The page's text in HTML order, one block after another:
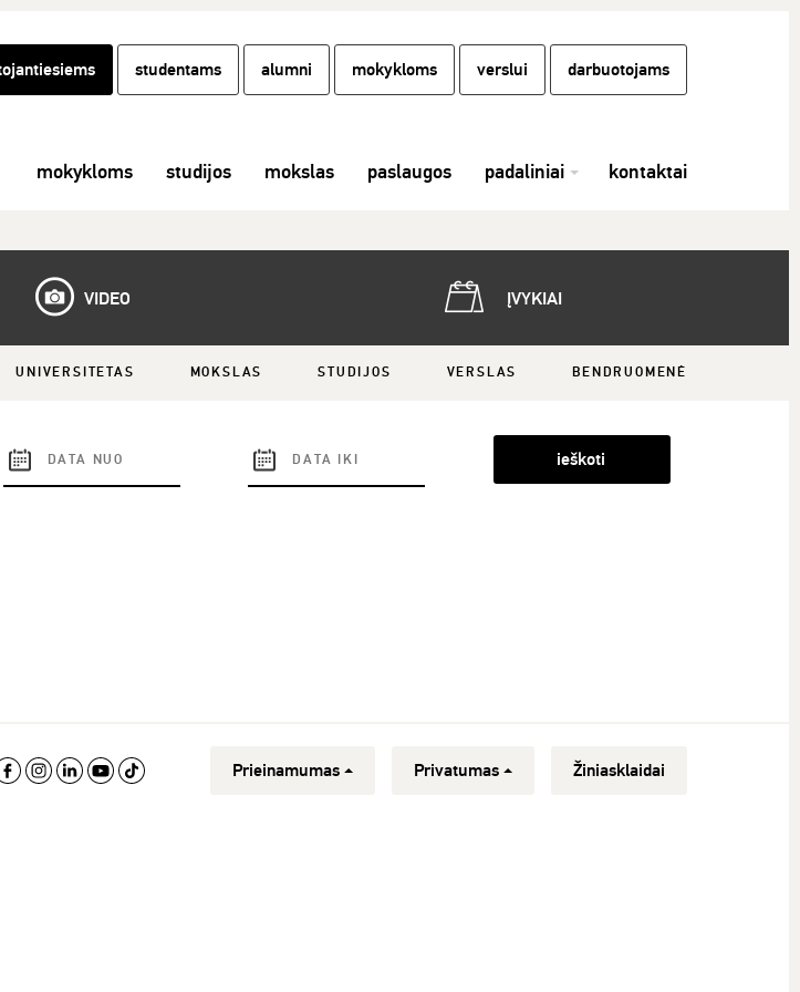
studentams alumni mokykloms verslui darbuotojams
mokykloms studijos mokslas paslaugos padaliniai kontaktai
VIDEO ĮVYKIAI
UNIVERSITETAS MOKSLAS STUDIJOS VERSLAS BENDRUOMENĖ
ieškoti
Prieinamumas Privatumas Žiniasklaidai